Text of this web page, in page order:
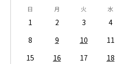
日 月 火 水
1 2 3 4
8
9 10 11
15
16 17 18